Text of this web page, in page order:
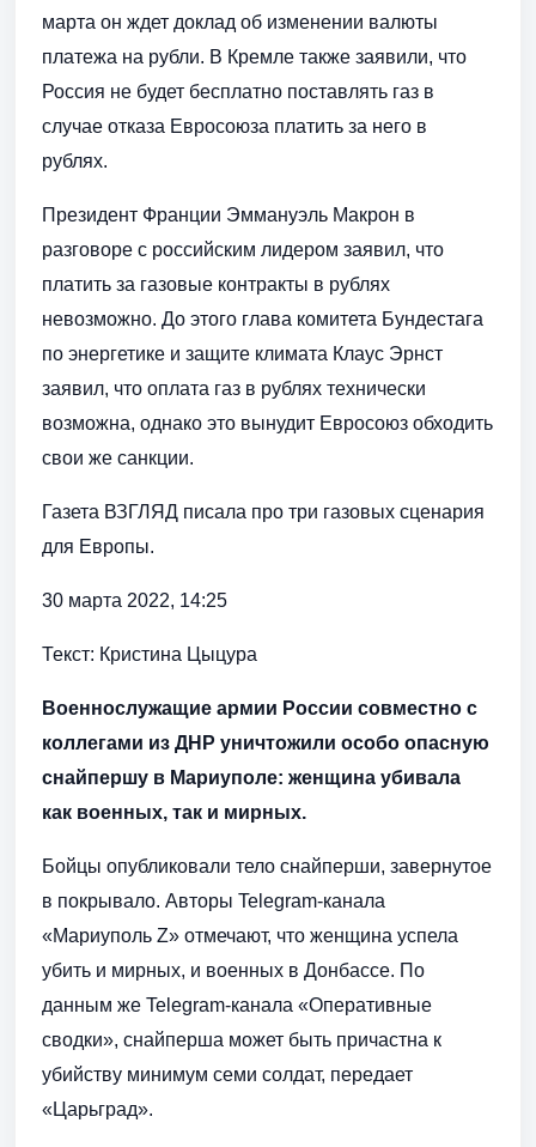
марта он ждет доклад об изменении валюты
платежа на рубли. В Кремле также заявили, что
Россия не будет бесплатно поставлять газ в
случае отказа Евросоюза платить за него в
рублях.
Президент Франции Эммануэль Макрон в
разговоре с российским лидером заявил, что
платить за газовые контракты в рублях
невозможно. До этого глава комитета Бундестага
по энергетике и защите климата Клаус Эрнст
заявил, что оплата газ в рублях технически
возможна, однако это вынудит Евросоюз обходить
свои же санкции.
Газета ВЗГЛЯД писала про три газовых сценария
для Европы.
30 марта 2022, 14:25
Текст: Кристина Цыцура
Военнослужащие армии России совместно с
коллегами из ДНР уничтожили особо опасную
снайпершу в Мариуполе: женщина убивала
как военных, так и мирных.
Бойцы опубликовали тело снайперши, завернутое
в покрывало. Авторы Telegram-канала
«Мариуполь Z» отмечают, что женщина успела
убить и мирных, и военных в Донбассе. По
данным же Telegram-канала «Оперативные
сводки», снайперша может быть причастна к
убийству минимум семи солдат, передает
«Царьград».